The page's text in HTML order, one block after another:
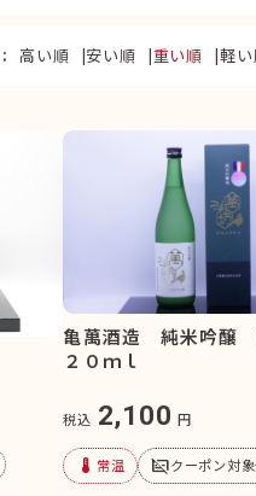
高い順 安い順 重い順 軽
亀萬酒造 純米吟醸
２０ｍｌ
税込 2,100 円
device_thermostat 常温 subtitles_offクーポン対